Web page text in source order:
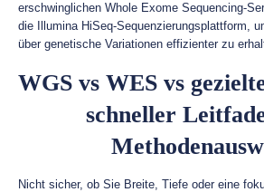
erschwinglichen Whole Exome Sequencing-
die Illumina HiSeq-Sequenzierungsplattform,
über genetische Variationen effizienter zu
WGS vs WES vs
schneller
Nicht sicher, ob Sie Breite, Tiefe oder eine